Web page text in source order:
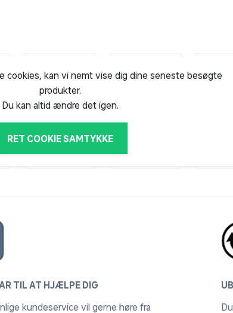
cookies, kan vi nemt vise dig dine seneste besøgte
produkter.
Du kan altid ændre det igen.
RET COOKIE SAMTYKKE
TIL AT HJÆLPE DIG
kundeservice vil gerne høre fra